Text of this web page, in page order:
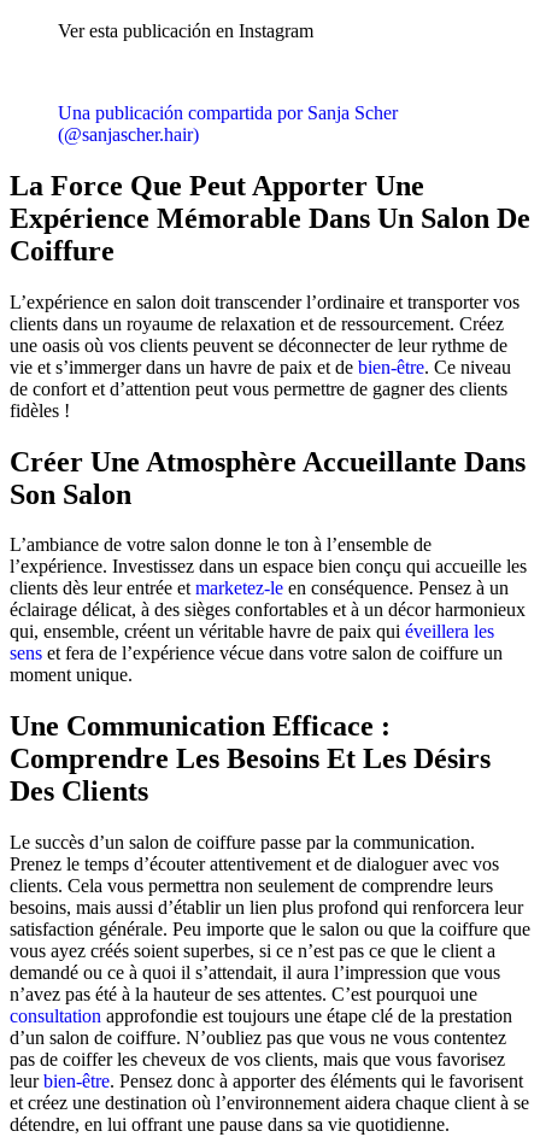
Ver esta publicación en Instagram
Una publicación compartida por Sanja Scher
(@sanjascher.hair)
La Force Que Peut Apporter Une
Expérience Mémorable Dans Un Salon De
Coiffure
L’expérience en salon doit transcender l’ordinaire et transporter vos
clients dans un royaume de relaxation et de ressourcement. Créez
une oasis où vos clients peuvent se déconnecter de leur rythme de
vie et s’immerger dans un havre de paix et de bien-être. Ce niveau
de confort et d’attention peut vous permettre de gagner des clients
fidèles !
Créer Une Atmosphère Accueillante Dans
Son Salon
L’ambiance de votre salon donne le ton à l’ensemble de
l’expérience. Investissez dans un espace bien conçu qui accueille les
clients dès leur entrée etmarketez-le en conséquence. Pensez à un
éclairage délicat, à des sièges confortables et à un décor harmonieux
qui, ensemble, créent un véritable havre de paix qui éveillera les
sens et fera de l’expérience vécue dans votre salon de coiffure un
moment unique.
Une Communication Efficace :
Comprendre Les Besoins Et Les Désirs
Des Clients
Le succès d’un salon de coiffure passe par la communication.
Prenez le temps d’écouter attentivement et de dialoguer avec vos
clients. Cela vous permettra non seulement de comprendre leurs
besoins, mais aussi d’établir un lien plus profond qui renforcera leur
satisfaction générale. Peu importe que le salon ou que la coiffure que
vous ayez créés soient superbes, si ce n’est pas ce que le client a
demandé ou ce à quoi il s’attendait, il aura l’impression que vous
n’avez pas été à la hauteur de ses attentes. C’est pourquoi une
consultation approfondie est toujours une étape clé de la prestation
d’un salon de coiffure. N’oubliez pas que vous ne vous contentez
pas de coiffer les cheveux de vos clients, mais que vous favorisez
leurbien-être. Pensez donc à apporter des éléments qui le favorisent
et créez une destination où l’environnement aidera chaque client à se
détendre, en lui offrant une pause dans sa vie quotidienne.